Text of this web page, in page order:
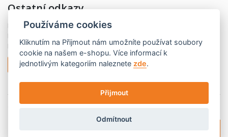
Ostatní odkazy
Blog
Partneři
Odstoupit od smlouvy
Používáme cookies
Kliknutím na Přijmout nám umožníte používat soubory
cookie na našem e-shopu. Více informací k
jednotlivým kategoriím naleznete zde.
Přijmout
Odmítnout